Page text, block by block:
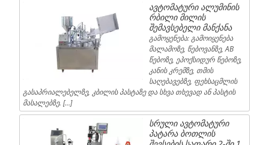
ავტომატური ალუმინის
რბილი მილის
შემავსებელი მანქანა
გამოყენება: გამოიყენება
მალამოზე, წებოვანზე, AB
წებოზე, ეპოქსიდურ წებოზე,
კანის კრემზე, თმის
საღებავებზე, ფეხსაცმლის
გასაპრიალებელზე, კბილის პასტაზე და სხვა თხევად ან პასტის
მასალებზე. […]
სრული ავტომატური
პატარა ბოთლის